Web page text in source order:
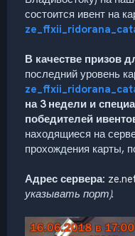
состоится ивент на
В качестве призов
последний уровень
на 3 недели и
победителей
находящиеся на
прохождения карты,
Адрес сервера:
указывать порт).